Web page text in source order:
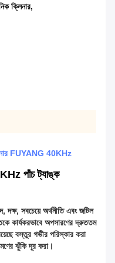
ক্লিনার,
FUYANG 40KHz
পাঁচ ট্যাঙ্ক
সবচেয়ে অর্থনীতি এবং জটিল
কার্যকরভাবে অপসারণের দ্রুততম
বস্তুর গভীর পরিস্কার করা
ঝুঁকি দূর করা।